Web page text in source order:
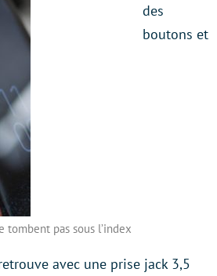
tombent pas sous l’index
des
boutons et
avec une prise jack 3,5